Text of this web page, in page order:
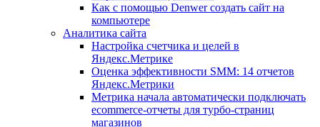
Как с помощью Denwer создать сайт на
компьютере
Аналитика сайта
Настройка счетчика и целей в
Яндекс.Метрике
Оценка эффективности SMM: 14 отчетов
Яндекс.Метрики
Метрика начала автоматически подключать
ecommerce-отчеты для турбо-страниц
магазинов